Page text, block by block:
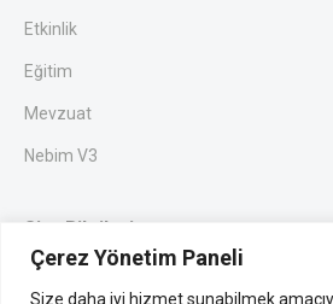
Çerez Yönetim Paneli
Size daha iyi hizmet sunabilmek
Etkinlik
Eğitim
Mevzuat
Nebim V3
Site Bilgileri
Gizlilik